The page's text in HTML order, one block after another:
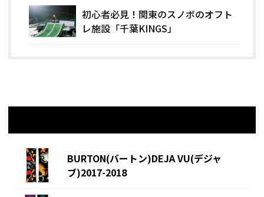
初心者必見！関東のスノボのオフト
レ施設「千葉KINGS」
BURTON(バートン)DEJA VU(デジャ
ブ)2017-2018